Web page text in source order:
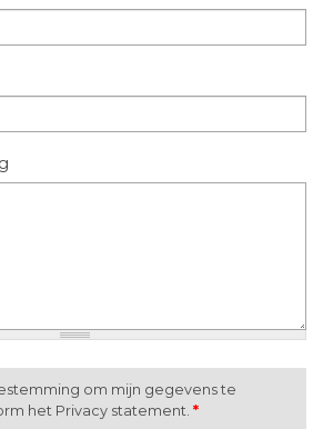
om mijn gegevens te
het Privacy statement. *